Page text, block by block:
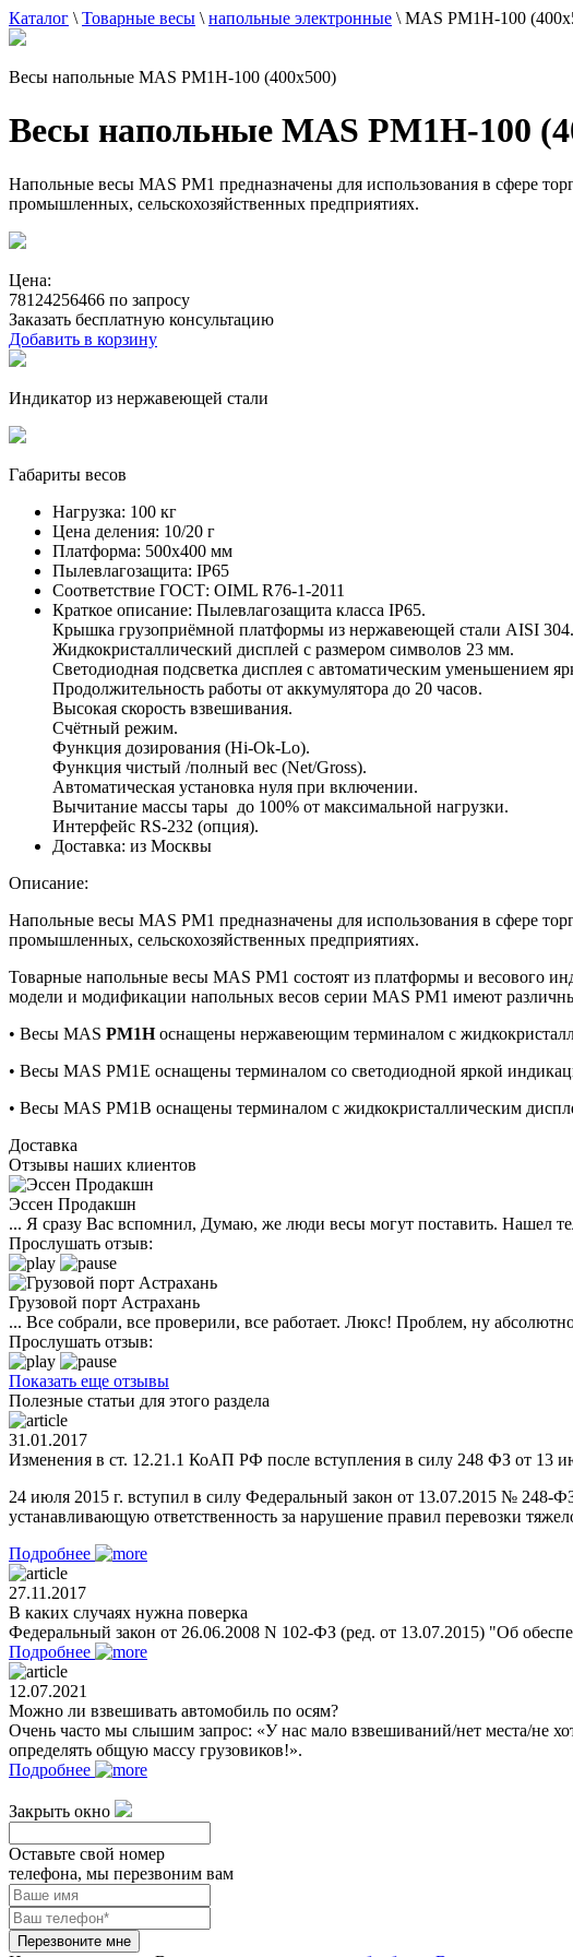
Каталог \ Товарные весы \ напольные электронные \ MAS PM1H-100
Весы напольные MAS PM1H-100 (400x500)
Весы напольные MAS PM1H-100
Напольные весы MAS PM1 предназначены для использования в сфере
промышленных, сельскохозяйственных предприятиях.
Цена:
78124256466 по запросу
Заказать бесплатную консультацию
Добавить в корзину
Индикатор из нержавеющей стали
Габариты весов
Нагрузка: 100 кг
Цена деления: 10/20 г
Платформа: 500х400 мм
Пылевлагозащита: IP65
Соответствие ГОСТ: OIML R76-1-2011
Краткое описание: Пылевлагозащита класса IP65.
Крышка грузоприёмной платформы из нержавеющей стали AISI 304.
Жидкокристаллический дисплей с размером символов 23 мм.
Светодиодная подсветка дисплея с автоматическим уменьшением
Продолжительность работы от аккумулятора до 20 часов.
Высокая скорость взвешивания.
Счётный режим.
Функция дозирования (Hi-Ok-Lo).
Функция чистый /полный вес (Net/Gross).
Автоматическая установка нуля при включении.
Вычитание массы тары до 100% от максимальной нагрузки.
Интерфейс RS-232 (опция).
Доставка: из Москвы
Описание:
Напольные весы MAS PM1 предназначены для использования в сфере
промышленных, сельскохозяйственных предприятиях.
Товарные напольные весы MAS PM1 состоят из платформы и весового
модели и модификации напольных весов серии MAS PM1 имеют
• Весы MAS PM1Hоснащены нержавеющим терминалом с
• Весы MAS PM1E оснащены терминалом со светодиодной яркой
• Весы MAS PM1B оснащены терминалом с жидкокристаллическим
Доставка
Отзывы наших клиентов
Эссен Продакшн
... Я сразу Вас вспомнил, Думаю, же люди весы могут поставить. Нашел
Прослушать отзыв:
Грузовой порт Астрахань
... Все собрали, все проверили, все работает. Люкс! Проблем, ну
Прослушать отзыв:
Показать еще отзывы
Полезные статьи для этого раздела
31.01.2017
Изменения в ст. 12.21.1 КоАП РФ после вступления в силу 248 ФЗ от 13
24 июля 2015 г. вступил в силу Федеральный закон от 13.07.2015 № 248-
устанавливающую ответственность за нарушение правил перевозки
Подробнее
27.11.2017
В каких случаях нужна поверка
Федеральный закон от 26.06.2008 N 102-ФЗ (ред. от 13.07.2015) "Об
Подробнее
12.07.2021
Можно ли взвешивать автомобиль по осям?
Очень часто мы слышим запрос: «У нас мало взвешиваний/нет места/не
определять общую массу грузовиков!».
Подробнее
Закрыть окно
Оставьте свой номер
телефона, мы перезвоним вам
Перезвоните мне